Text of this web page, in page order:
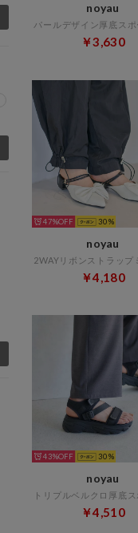
noyau
￥3,630
47% 30
noyau
￥4,180
43% 30
noyau
￥4,510